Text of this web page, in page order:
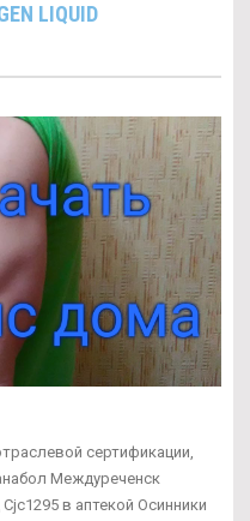
LIQUID
сертификации,
Междуреченск
в аптекой Осинники